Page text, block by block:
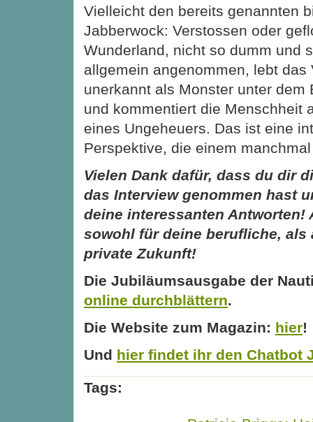
Vielleicht den bereits genannten
Jabberwock: Verstossen oder
Wunderland, nicht so dumm und
allgemein angenommen, lebt das
unerkannt als Monster unter dem
und kommentiert die Menschheit
eines Ungeheuers. Das ist eine
Perspektive, die einem
Vielen Dank dafür, dass du dir
das Interview genommen hast
deine interessanten Antworten!
sowohl für deine berufliche, als
private Zukunft!
Die Jubiläumsausgabe der
online durchblättern.
Die Website zum Magazin: hier!
Und hier findet ihr den Chatbot
Tags: